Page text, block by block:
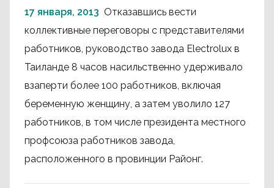
17 января, 2013 Отказавшись вести
коллективные переговоры с представителями
работников, руководство завода Electrolux в
Таиланде 8 часов насильственно удерживало
взаперти более 100 работников, включая
беременную женщину, а затем уволило 127
работников, в том числе президента местного
профсоюза работников завода,
расположенного в провинции Районг.